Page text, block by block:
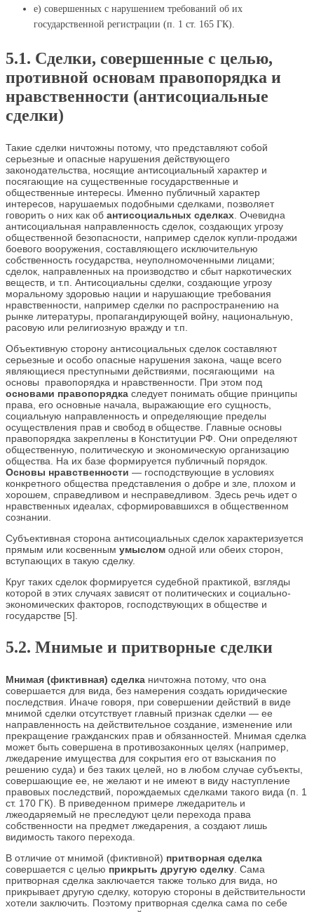
е) совершенных с нарушением требований об их
государственной регистрации (п. 1 ст. 165 ГК).
5.1. Сделки, совершенные с целью,
противной основам правопорядка и
нравственности (антисоциальные
сделки)
Такие сделки ничтожны потому, что представляют собой
серьезные и опасные нарушения действующего
законодательства, носящие антисоциальный характер и
посягающие на существенные государственные и
общественные интересы. Именно публичный характер
интересов, нарушаемых подобными сделками, позволяет
говорить о них как об антисоциальных сделках. Очевидна
антисоциальная направленность сделок, создающих угрозу
общественной безопасности, например сделок купли-продажи
боевого вооружения, составляющего исключительную
собственность государства, неуполномоченными лицами;
сделок, направленных на производство и сбыт наркотических
веществ, и т.п. Антисоциальны сделки, создающие угрозу
моральному здоровью нации и нарушающие требования
нравственности, например сделки по распространению на
рынке литературы, пропагандирующей войну, национальную,
расовую или религиозную вражду и т.п.
Объективную сторону антисоциальных сделок составляют
серьезные и особо опасные нарушения закона, чаще всего
являющиеся преступными действиями, посягающими на
основы правопорядка и нравственности. При этом под
основами правопорядка следует понимать общие принципы
права, его основные начала, выражающие его сущность,
социальную направленность и определяющие пределы
осуществления прав и свобод в обществе. Главные основы
правопорядка закреплены в Конституции РФ. Они определяют
общественную, политическую и экономическую организацию
общества. На их базе формируется публичный порядок.
Основы нравственности — господствующие в условиях
конкретного общества представления о добре и зле, плохом и
хорошем, справедливом и несправедливом. Здесь речь идет о
нравственных идеалах, сформировавшихся в общественном
сознании.
Субъективная сторона антисоциальных сделок характеризуется
прямым или косвенным умыслом одной или обеих сторон,
вступающих в такую сделку.
Круг таких сделок формируется судебной практикой, взгляды
которой в этих случаях зависят от политических и социально-
экономических факторов, господствующих в обществе и
государстве [5].
5.2. Мнимые и притворные сделки
Мнимая (фиктивная) сделка ничтожна потому, что она
совершается для вида, без намерения создать юридические
последствия. Иначе говоря, при совершении действий в виде
мнимой сделки отсутствует главный признак сделки — ее
направленность на действительное создание, изменение или
прекращение гражданских прав и обязанностей. Мнимая сделка
может быть совершена в противозаконных целях (например,
лжедарение имущества для сокрытия его от взыскания по
решению суда) и без таких целей, но в любом случае субъекты,
совершающие ее, не желают и не имеют в виду наступление
правовых последствий, порождаемых сделками такого вида (п. 1
ст. 170 ГК). В приведенном примере лжедаритель и
лжеодаряемый не преследуют цели перехода права
собственности на предмет лжедарения, а создают лишь
видимость такого перехода.
В отличие от мнимой (фиктивной) притворная сделка
совершается с целью прикрыть другую сделку. Сама
притворная сделка заключается также только для вида, но
прикрывает другую сделку, которую стороны в действительности
хотели заключить. Поэтому притворная сделка сама по себе